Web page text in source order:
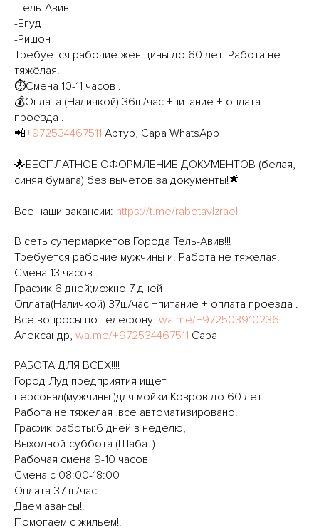
-Тель-Авив
-Егуд
-Ришон
Требуется рабочие женщины до 60 лет. Работа не
тяжёлая.
⏱Смена 10-11 часов .
💰Оплата (Наличкой) 36ш/час +питание + оплата
проезда .
📲+972534467511 Артур, Сара WhatsApp
🌟БЕСПЛАТНОЕ ОФОРМЛЕНИЕ ДОКУМЕНТОВ (белая,
синяя бумага) без вычетов за документы!🌟
Все наши вакансии: https://t.me/rabotavIzrael
В сеть супермаркетов Города Тель-Авив!!!
Требуется рабочие мужчины и. Работа не тяжёлая.
Смена 13 часов .
График 6 дней;можно 7 дней
Оплата(Наличкой) 37ш/час +питание + оплата проезда .
Все вопросы по телефону: wa.me/+972503910236
Александр, wa.me/+972534467511 Сара
РАБОТА ДЛЯ ВСЕХ!!!!
Город Луд предприятия ищет
персонал(мужчины )для мойки Ковров до 60 лет.
Работа не тяжелая ,все автоматизировано!
График работы:6 дней в неделю,
Выходной-суббота (Шабат)
Рабочая смена 9-10 часов
Смена с 08:00-18:00
Оплата 37 ш/час
Даем авансы!!
Помогаем с жильём!!